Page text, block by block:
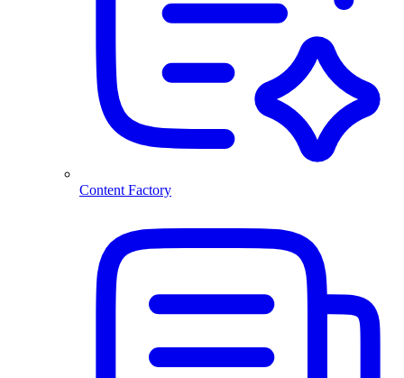
Content Factory